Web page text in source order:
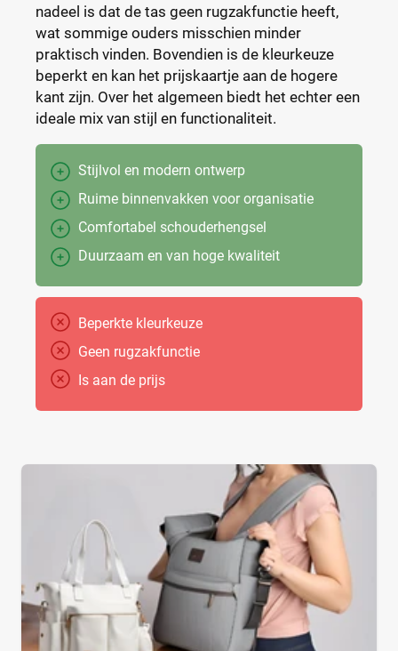
nadeel is dat de tas geen rugzakfunctie heeft,
wat sommige ouders misschien minder
praktisch vinden. Bovendien is de kleurkeuze
beperkt en kan het prijskaartje aan de hogere
kant zijn. Over het algemeen biedt het echter een
ideale mix van stijl en functionaliteit.
Stijlvol en modern ontwerp
Ruime binnenvakken voor organisatie
Comfortabel schouderhengsel
Duurzaam en van hoge kwaliteit
Beperkte kleurkeuze
Geen rugzakfunctie
Is aan de prijs